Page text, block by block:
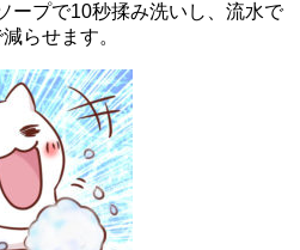
ープで10秒揉み洗いし、流水で
らせます。